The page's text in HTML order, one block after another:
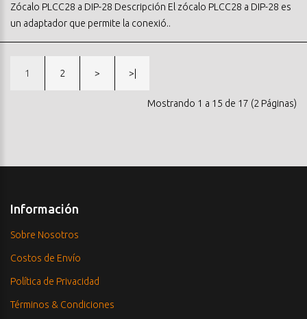
Zócalo PLCC28 a DIP-28 Descripción El zócalo PLCC28 a DIP-28 es
un adaptador que permite la conexió..
1 2 > >|
Mostrando 1 a 15 de 17 (2 Páginas)
Información
Sobre Nosotros
Costos de Envío
Política de Privacidad
Términos & Condiciones